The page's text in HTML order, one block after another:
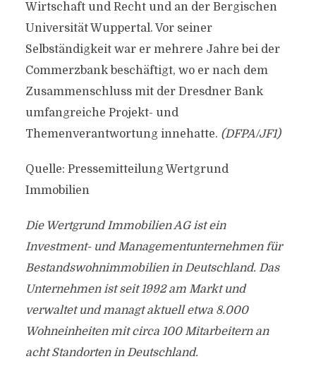
Wirtschaft und Recht und an der Bergischen
Universität Wuppertal. Vor seiner
Selbständigkeit war er mehrere Jahre bei der
Commerzbank beschäftigt, wo er nach dem
Zusammenschluss mit der Dresdner Bank
umfangreiche Projekt- und
Themenverantwortung innehatte. (DFPA/JF1)
Quelle: Pressemitteilung Wertgrund
Immobilien
Die Wertgrund Immobilien AG ist ein
Investment- und Managementunternehmen für
Bestandswohnimmobilien in Deutschland. Das
Unternehmen ist seit 1992 am Markt und
verwaltet und managt aktuell etwa 8.000
Wohneinheiten mit circa 100 Mitarbeitern an
acht Standorten in Deutschland.